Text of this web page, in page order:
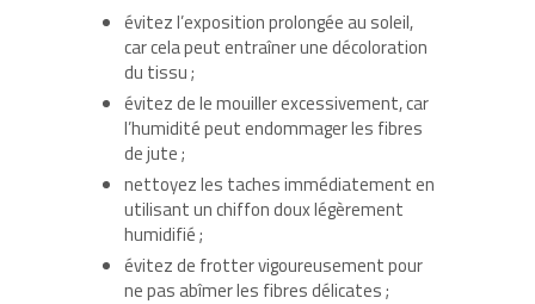
évitez l’exposition prolongée au soleil,
car cela peut entraîner une décoloration
du tissu ;
évitez de le mouiller excessivement, car
l’humidité peut endommager les fibres
de jute ;
nettoyez les taches immédiatement en
utilisant un chiffon doux légèrement
humidifié ;
évitez de frotter vigoureusement pour
ne pas abîmer les fibres délicates ;